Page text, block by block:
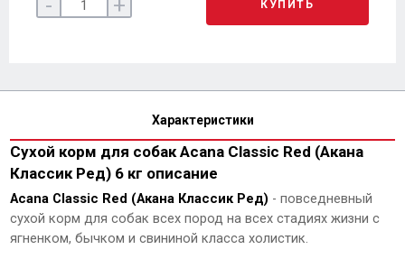
- + КУПИТЬ
Характеристики
Сухой корм для собак Acana Classic Red (Акана
Классик Ред) 6 кг описание
Acana Classic Red (Акана Классик Ред) - повседневный
сухой корм для собак всех пород на всех стадиях жизни с
ягненком, бычком и свининой класса холистик.